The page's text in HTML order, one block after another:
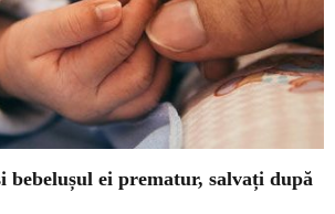
bebelușul ei prematur, salvați după